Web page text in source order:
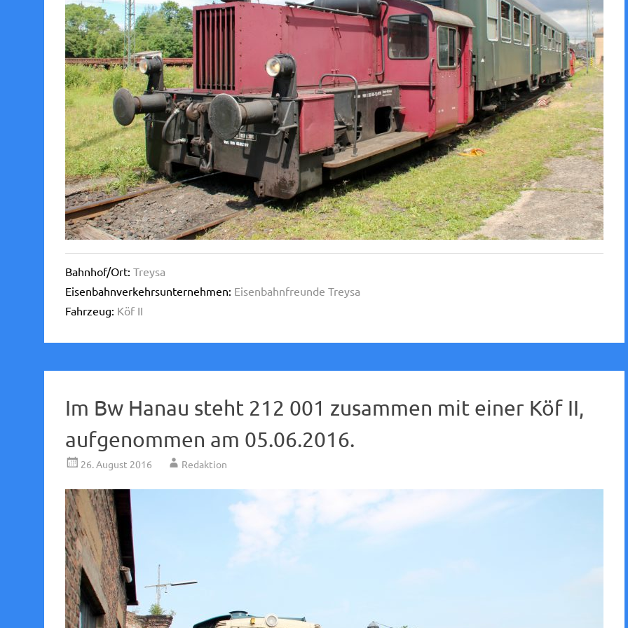
Bahnhof/Ort: Treysa
Eisenbahnverkehrsunternehmen: Eisenbahnfreunde Treysa
Fahrzeug: Köf II
Im Bw Hanau steht 212 001 zusammen mit einer Köf II,
aufgenommen am 05.06.2016.
26. August 2016 Redaktion